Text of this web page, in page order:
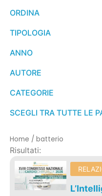
ORDINA
TIPOLOGIA
ANNO
AUTORE
CATEGORIE
SCEGLI TRA TUTTE LE
Home / batterio
Risultati: